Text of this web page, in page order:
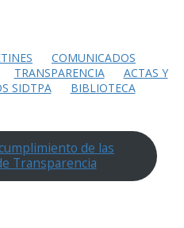
COMUNICADOS
TRANSPARENCIA
ACTAS Y
SIDTPA BIBLIOTECA
de las
Transparencia